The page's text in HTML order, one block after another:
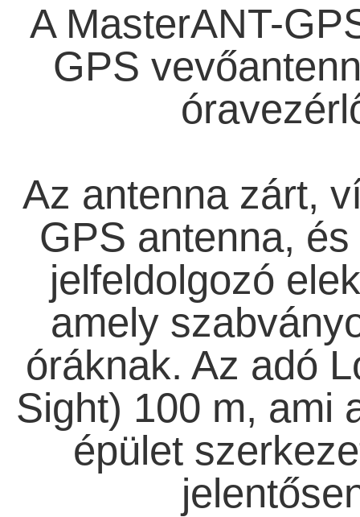
A MasterANT-
GPS
Az antenna zárt,
GPS antenna,
jelfeldolgozó
amely
óráknak. Az adó
Sight) 100 m, ami
épület